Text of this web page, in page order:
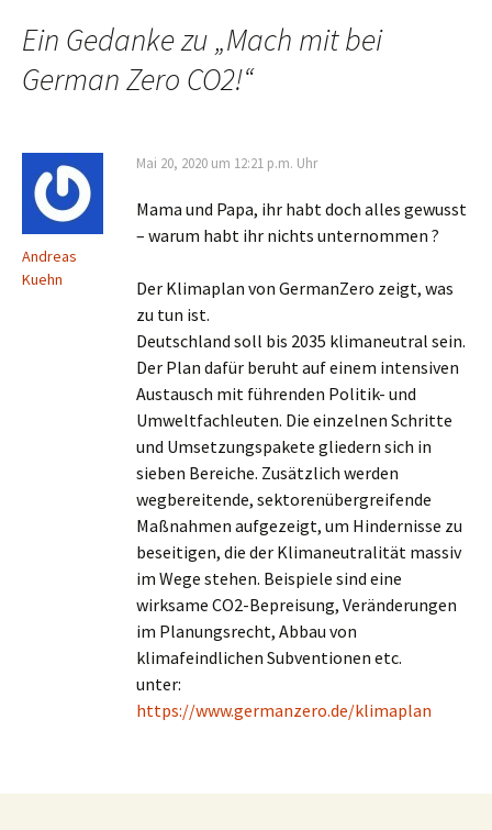
Ein Gedanke zu „Mach mit bei
German Zero CO2!“
Andreas
Kuehn
Mai 20, 2020 um 12:21 p.m. Uhr
Mama und Papa, ihr habt doch alles gewusst
– warum habt ihr nichts unternommen ?
Der Klimaplan von GermanZero zeigt, was
zu tun ist.
Deutschland soll bis 2035 klimaneutral sein.
Der Plan dafür beruht auf einem intensiven
Austausch mit führenden Politik- und
Umweltfachleuten. Die einzelnen Schritte
und Umsetzungspakete gliedern sich in
sieben Bereiche. Zusätzlich werden
wegbereitende, sektorenübergreifende
Maßnahmen aufgezeigt, um Hindernisse zu
beseitigen, die der Klimaneutralität massiv
im Wege stehen. Beispiele sind eine
wirksame CO2-Bepreisung, Veränderungen
im Planungsrecht, Abbau von
klimafeindlichen Subventionen etc.
unter:
https://www.germanzero.de/klimaplan